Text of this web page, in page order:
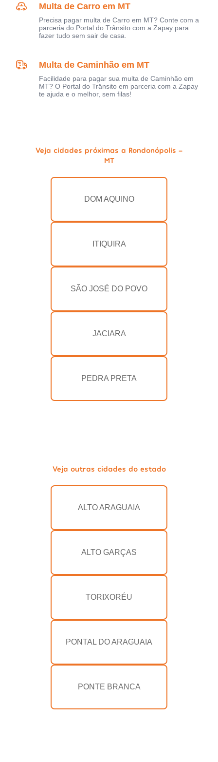
Multa de Carro em MT
Precisa pagar multa de Carro em MT? Conte com a
parceria do Portal do Trânsito com a Zapay para
fazer tudo sem sair de casa.
Multa de Caminhão em MT
Facilidade para pagar sua multa de Caminhão em
MT? O Portal do Trânsito em parceria com a Zapay
te ajuda e o melhor, sem filas!
Veja cidades próximas a Rondonópolis -
MT
DOM AQUINO
ITIQUIRA
SÃO JOSÉ DO POVO
JACIARA
PEDRA PRETA
Veja outras cidades do estado
ALTO ARAGUAIA
ALTO GARÇAS
TORIXORÉU
PONTAL DO ARAGUAIA
PONTE BRANCA